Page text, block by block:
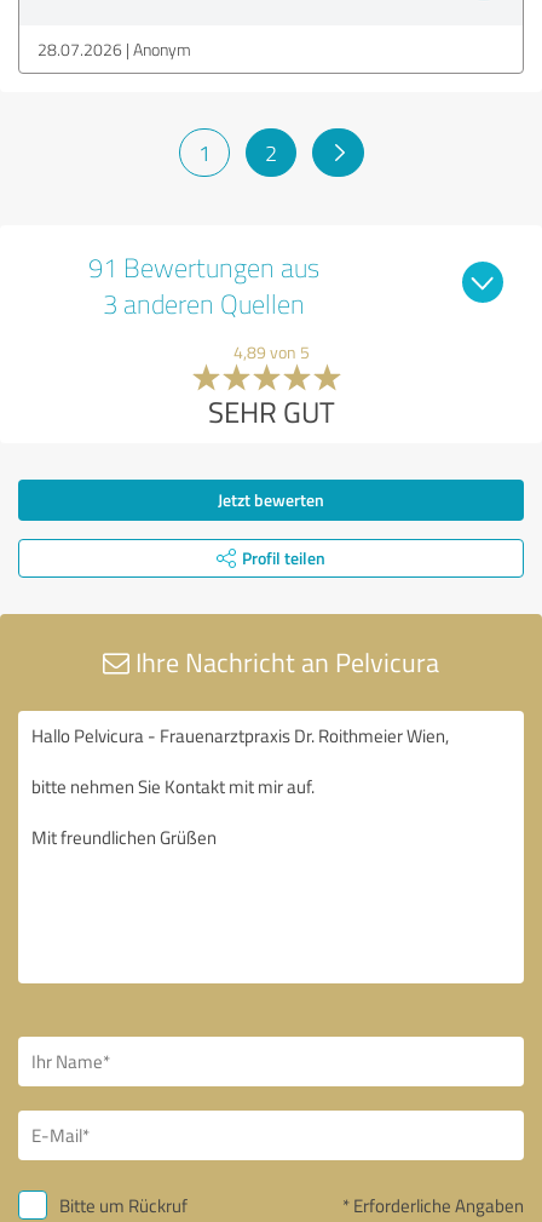
28.07.2026 Anonym
1 2
91 Bewertungen aus
3 anderen Quellen
4,89 von 5
SEHR GUT
Jetzt bewerten
Profil teilen
Ihre Nachricht an Pelvicura
Bitte um Rückruf * Erforderliche Angaben